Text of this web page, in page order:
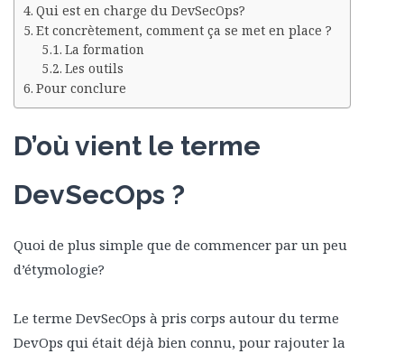
Qui est en charge du DevSecOps?
Et concrètement, comment ça se met en place ?
La formation
Les outils
Pour conclure
D’où vient le terme
DevSecOps ?
Quoi de plus simple que de commencer par un peu
d’étymologie?
Le terme DevSecOps à pris corps autour du terme
DevOps qui était déjà bien connu, pour rajouter la